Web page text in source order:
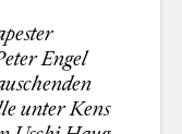
Engel
unter Kens